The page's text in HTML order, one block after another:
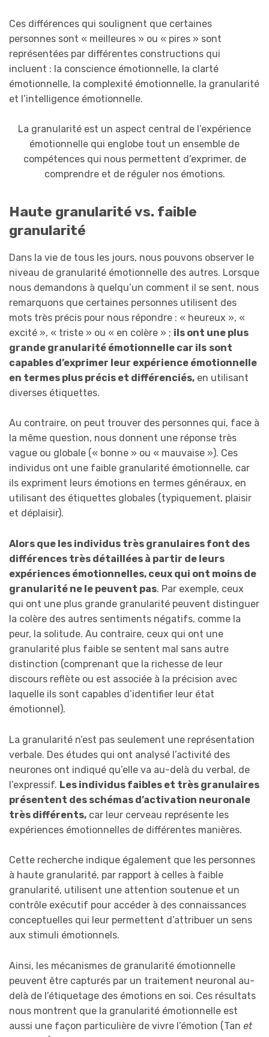
Ces différences qui soulignent que certaines
personnes sont « meilleures » ou « pires » sont
représentées par différentes constructions qui
incluent : la conscience émotionnelle, la clarté
émotionnelle, la complexité émotionnelle, la granularité
et l’intelligence émotionnelle.
La granularité est un aspect central de l’expérience
émotionnelle qui englobe tout un ensemble de
compétences qui nous permettent d’exprimer, de
comprendre et de réguler nos émotions.
Haute granularité vs. faible
granularité
Dans la vie de tous les jours, nous pouvons observer le
niveau de granularité émotionnelle des autres. Lorsque
nous demandons à quelqu’un comment il se sent, nous
remarquons que certaines personnes utilisent des
mots très précis pour nous répondre : « heureux », «
excité », « triste » ou « en colère » ; ils ont une plus
grande granularité émotionnelle car ils sont
capables d’exprimer leur expérience émotionnelle
en termes plus précis et différenciés, en utilisant
diverses étiquettes.
Au contraire, on peut trouver des personnes qui, face à
la même question, nous donnent une réponse très
vague ou globale (« bonne » ou « mauvaise »). Ces
individus ont une faible granularité émotionnelle, car
ils expriment leurs émotions en termes généraux, en
utilisant des étiquettes globales (typiquement, plaisir
et déplaisir).
Alors que les individus très granulaires font des
différences très détaillées à partir de leurs
expériences émotionnelles, ceux qui ont moins de
granularité ne le peuvent pas. Par exemple, ceux
qui ont une plus grande granularité peuvent distinguer
la colère des autres sentiments négatifs, comme la
peur, la solitude. Au contraire, ceux qui ont une
granularité plus faible se sentent mal sans autre
distinction (comprenant que la richesse de leur
discours reflète ou est associée à la précision avec
laquelle ils sont capables d’identifier leur état
émotionnel).
La granularité n’est pas seulement une représentation
verbale. Des études qui ont analysé l’activité des
neurones ont indiqué qu’elle va au-delà du verbal, de
l’expressif. Les individus faibles et très granulaires
présentent des schémas d’activation neuronale
très différents, car leur cerveau représente les
expériences émotionnelles de différentes manières.
Cette recherche indique également que les personnes
à haute granularité, par rapport à celles à faible
granularité, utilisent une attention soutenue et un
contrôle exécutif pour accéder à des connaissances
conceptuelles qui leur permettent d’attribuer un sens
aux stimuli émotionnels.
Ainsi, les mécanismes de granularité émotionnelle
peuvent être capturés par un traitement neuronal au-
delà de l’étiquetage des émotions en soi. Ces résultats
nous montrent que la granularité émotionnelle est
aussi une façon particulière de vivre l’émotion (Tan et